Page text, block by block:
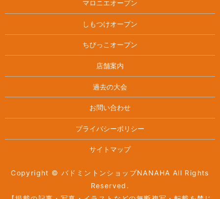
マロニエオープン
しもつけオープン
ちびっこオープン
店舗案内
過去の大会
お問い合わせ
プライバシーポリシー
サイトマップ
Copyright © バドミントンショップNANAHA All Rights
Reserved.